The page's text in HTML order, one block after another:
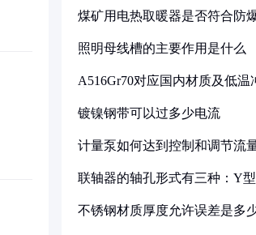
煤矿用电热取暖器是否符合防
照明母线槽的主要作用是什么
A516Gr70对应国内材质及低温
镀镍钢带可以过多少电流
计量泵如何达到控制和调节流
联轴器的轴孔形式有三种：Y
不锈钢材质厚度允许误差是多